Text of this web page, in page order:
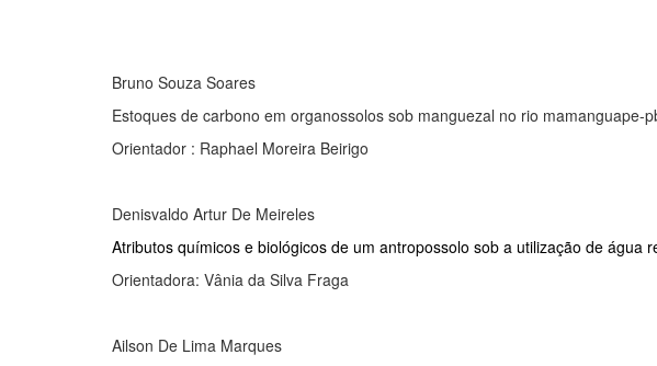
Bruno Souza Soares
Estoques de carbono em organossolos sob manguezal no rio mamanguape-
Orientador : Raphael Moreira Beirigo
Denisvaldo Artur De Meireles
Atributos químicos e biológicos de um antropossolo sob a utilização de água
Orientadora: Vânia da Silva Fraga
Ailson De Lima Marques